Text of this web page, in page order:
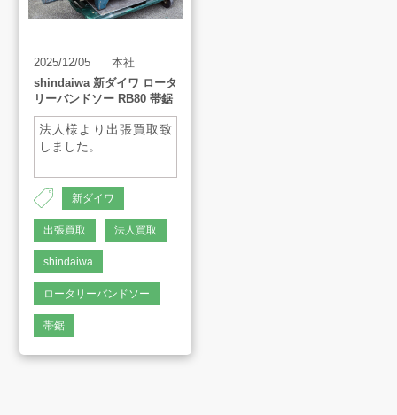
お客様の声
よくあるご質問
スタッフインタビュー
店舗案内
販売のご案内
会社案内
お知らせ
2025/12/05
本社
shindaiwa 新ダイワ ロータ
リーバンドソー RB80 帯鋸
法人様より出張買取致
しました。
新ダイワ
出張買取 法人買取
shindaiwa
ロータリーバンドソー
帯鋸